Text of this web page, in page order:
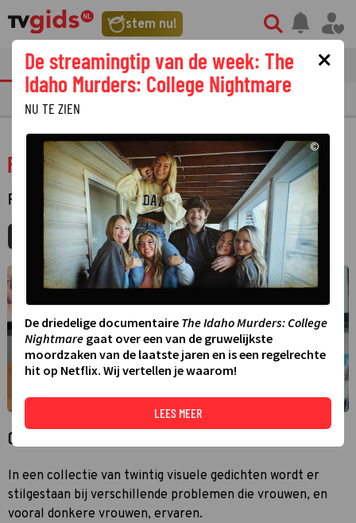
stem nu!
tvgids streaming nieuws
PRIMETIME GEMIST
For Colored Girls
FILM SPEELFILM
MIJNGIDS AGENDA DELEN
Over For Colored Girls
In een collectie van twintig visuele gedichten wordt er
stilgestaan bij verschillende problemen die vrouwen, en
vooral donkere vrouwen, ervaren.
×
De streamingtip van de week: The
Idaho Murders: College Nightmare
NU TE ZIEN
©
De driedelige documentaire The Idaho Murders: College
Nightmare gaat over een van de gruwelijkste
moordzaken van de laatste jaren en is een regelrechte
hit op Netflix. Wij vertellen je waarom!
LEES MEER